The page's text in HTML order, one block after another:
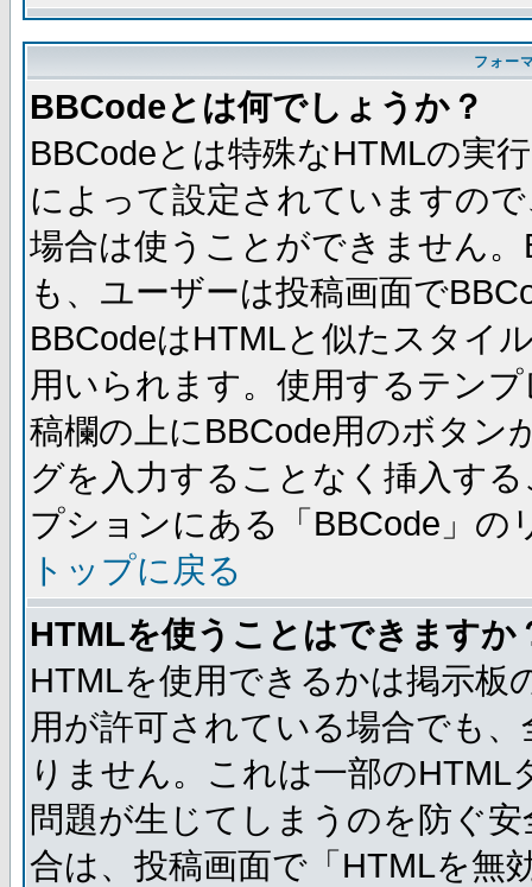
フォー
BBCodeとは何でしょうか？
BBCodeとは特殊なHTMLの実
によって設定されていますの
場合は使うことができません
も、ユーザーは投稿画面で
BBCodeはHTMLと似たスタイ
用いられます。使用するテン
稿欄の上にBBCode用のボタン
グを入力することなく挿入す
プションにある「BBCode」
トップに戻る
HTMLを使うことはできますか
HTMLを使用できるかは掲示板
用が許可されている場合でも
りません。これは一部の
問題が生じてしまうのを防ぐ
合は、投稿画面で「HTMLを無